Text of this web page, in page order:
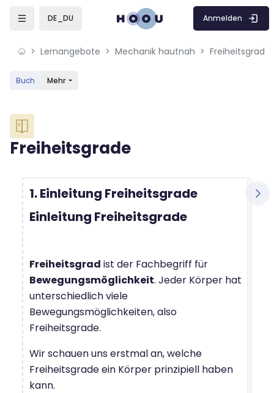
Skip to sidebar navigation menu
Skip to mobile navigation menu
Skip to sidebar hidden blocks
DE_DU Anmelden
Lernangebote Mechanik hautnah Freiheitsgrade
Buch Mehr
Blöcke
Freiheitsgrade
Blöcke
Abschlussbedingungen
1. Einleitung Freiheitsgrade
Einleitung Freiheitsgrade
Freiheitsgrad ist der Fachbegriff für
Bewegungsmöglichkeit. Jeder Körper hat
unterschiedlich viele
Bewegungsmöglichkeiten, also
Freiheitsgrade.
Wir schauen uns erstmal an, welche
Freiheitsgrade ein Körper prinzipiell haben
kann.